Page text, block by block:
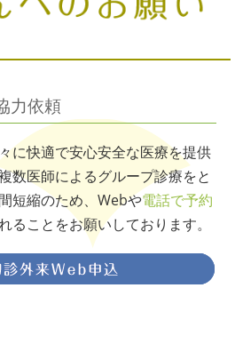
力依頼
に快適で安心安全な医療を提供
数医師によるグループ診療をと
短縮のため、Webや電話で予約
ることをお願いしております。